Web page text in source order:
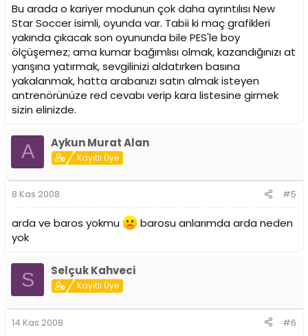
Bu arada o kariyer modunun çok daha ayrıntılısı New
Star Soccer isimli, oyunda var. Tabii ki maç grafikleri
yakında çıkacak son oyununda bile PES'le boy
ölçüşemez; ama kumar bağımlısı olmak, kazandığınızı at
yarışına yatırmak, sevgilinizi aldatırken basına
yakalanmak, hatta arabanızı satın almak isteyen
antrenörünüze red cevabı verip kara listesine girmek
sizin elinizde.
A Aykun Murat Alan
Kayıtlı Üye
8 Kas 2008 #5
arda ve baros yokmu
barosu anlarımda arda neden
yok
S Selçuk Kahveci
Kayıtlı Üye
14 Kas 2008 #6